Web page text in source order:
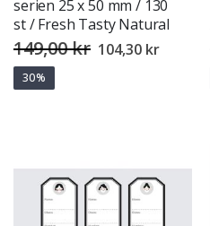
serien 25 x 50 mm / 130
st / Fresh Tasty Natural
149,00 kr Special
Price
104,30 kr
30%